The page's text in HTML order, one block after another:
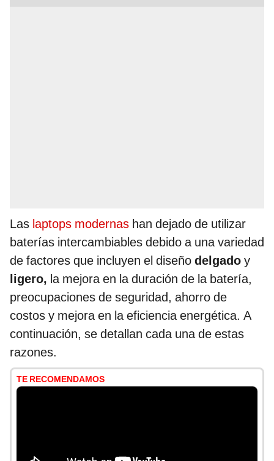
Las laptops modernas han dejado de utilizar
baterías intercambiables debido a una variedad
de factores que incluyen el diseño delgado y
ligero, la mejora en la duración de la batería,
preocupaciones de seguridad, ahorro de
costos y mejora en la eficiencia energética. A
continuación, se detallan cada una de estas
razones.
TE RECOMENDAMOS